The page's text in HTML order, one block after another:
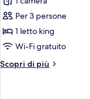
foto
per
Monolocale
Deluxe,
letto
Per 3 persone
1 letto king
Wi-Fi gratuito
Scopri di più
Altri